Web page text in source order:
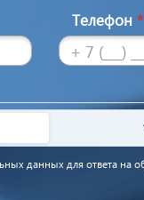
Телефон *
данных для ответа на